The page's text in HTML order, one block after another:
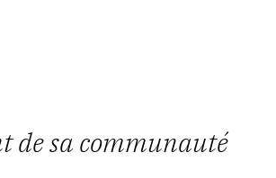
de sa communauté